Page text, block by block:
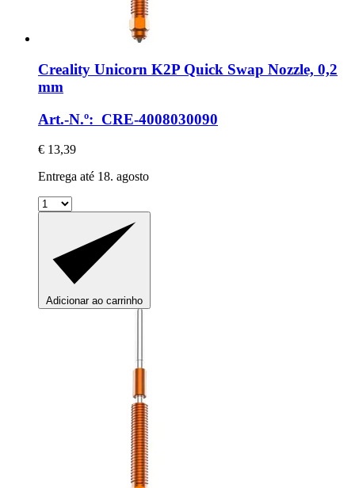
Creality Unicorn K2P Quick Swap Nozzle, 0,2
mm
Art.-N.º: CRE-4008030090
€ 13,39
Entrega até 18. agosto
Adicionar ao carrinho